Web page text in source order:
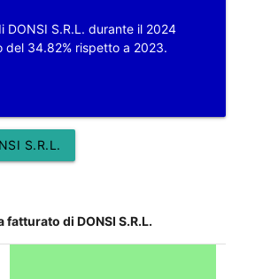
DONSI S.R.L. durante il 2024
del 34.82% rispetto a 2023.
S.R.L.
fatturato di DONSI S.R.L.